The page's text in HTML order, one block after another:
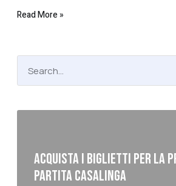
Read More »
ACQUISTA I BIGLIETTI PER LA
PARTITA CASALINGA